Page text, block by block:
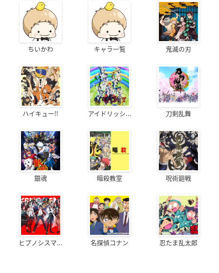
ちいかわ キャラ一覧 鬼滅の刃
ハイキュー!! アイドリッシ... 刀剣乱舞
銀魂 暗殺教室 呪術廻戦
ヒプノシスマ... 名探偵コナン 忍たま乱太郎